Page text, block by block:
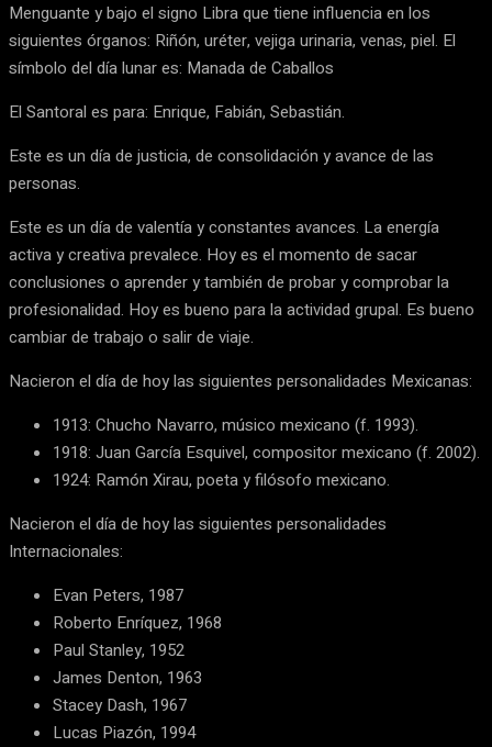
Menguante y bajo el signo Libra que tiene influencia en los
siguientes órganos: Riñón, uréter, vejiga urinaria, venas, piel. El
símbolo del día lunar es: Manada de Caballos
El Santoral es para: Enrique, Fabián, Sebastián.
Este es un día de justicia, de consolidación y avance de las
personas.
Este es un día de valentía y constantes avances. La energía
activa y creativa prevalece. Hoy es el momento de sacar
conclusiones o aprender y también de probar y comprobar la
profesionalidad. Hoy es bueno para la actividad grupal. Es bueno
cambiar de trabajo o salir de viaje.
Nacieron el día de hoy las siguientes personalidades Mexicanas:
1913: Chucho Navarro, músico mexicano (f. 1993).
1918: Juan García Esquivel, compositor mexicano (f. 2002).
1924: Ramón Xirau, poeta y filósofo mexicano.
Nacieron el día de hoy las siguientes personalidades
Internacionales:
Evan Peters, 1987
Roberto Enríquez, 1968
Paul Stanley, 1952
James Denton, 1963
Stacey Dash, 1967
Lucas Piazón, 1994